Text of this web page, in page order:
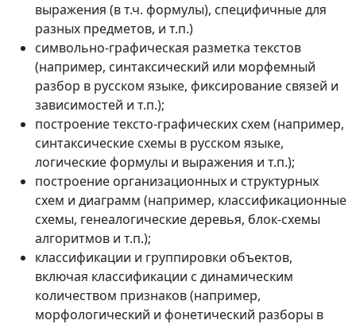
выражения (в т.ч. формулы), специфичные для
разных предметов, и т.п.)
символьно-графическая разметка текстов
(например, синтаксический или морфемный
разбор в русском языке, фиксирование связей и
зависимостей и т.п.);
построение тексто-графических схем (например,
синтаксические схемы в русском языке,
логические формулы и выражения и т.п.);
построение организационных и структурных
схем и диаграмм (например, классификационные
схемы, генеалогические деревья, блок-схемы
алгоритмов и т.п.);
классификации и группировки объектов,
включая классификации с динамическим
количеством признаков (например,
морфологический и фонетический разборы в